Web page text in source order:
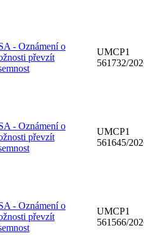
- Oznámení o
převzít
UMCP1
561732/
- Oznámení o
převzít
UMCP1
561645/
- Oznámení o
převzít
UMCP1
561566/